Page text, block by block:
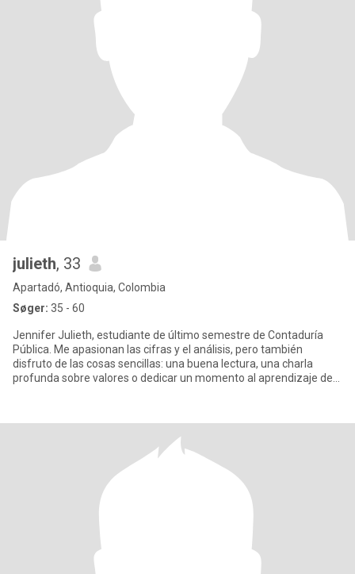
julieth, 33
Apartadó, Antioquia, Colombia
Søger: 35 - 60
Jennifer Julieth, estudiante de último semestre de Contaduría
Pública. Me apasionan las cifras y el análisis, pero también
disfruto de las cosas sencillas: una buena lectura, una charla
profunda sobre valores o dedicar un momento al aprendizaje de